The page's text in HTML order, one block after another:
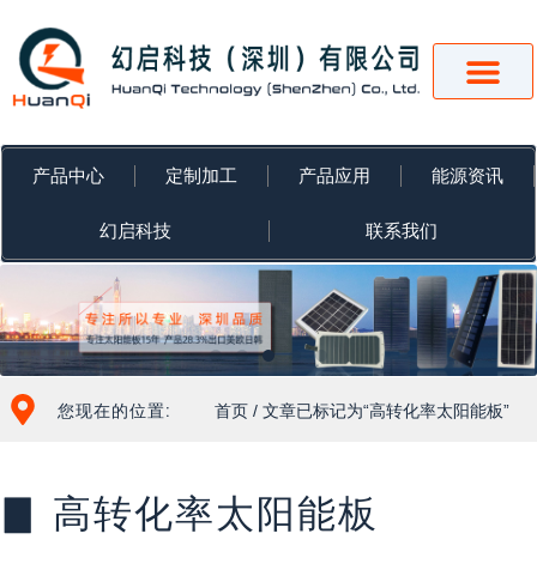
容
产品中心 定制加工 产品应用 能源资讯
幻启科技 联系我们
您现在的位置: 首页 / 文章已标记为“高转化率太阳能板”
▊ 高转化率太阳能板